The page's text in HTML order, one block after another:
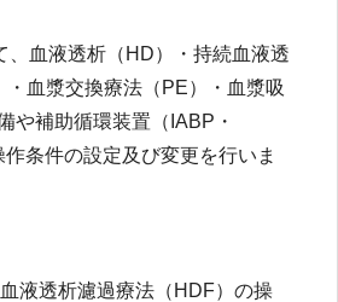
、血液透析（HD）・持続血液透
血漿交換療法（PE）・血漿吸
や補助循環装置（IABP・
条件の設定及び変更を行いま
液透析濾過療法（HDF）の操